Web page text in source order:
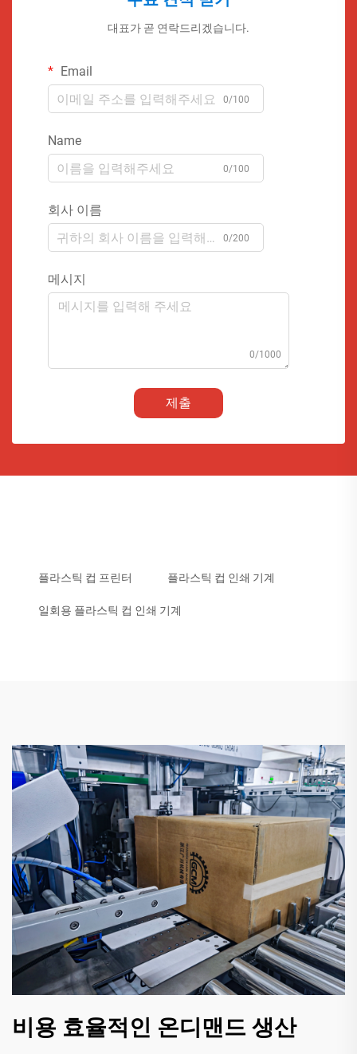
대표가 곧 연락드리겠습니다.
Email
0/100
Name
0/100
회사 이름
0/200
메시지
0/1000
제출
플라스틱 컵 프린터 플라스틱 컵 인쇄 기계
일회용 플라스틱 컵 인쇄 기계
비용 효율적인 온디맨드 생산